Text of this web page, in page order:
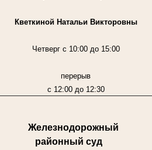
Кветкиной Натальи Викторовны
Четверг с 10:00 до 15:00
перерыв
с 12:00 до 12:30
Железнодорожный
районный суд